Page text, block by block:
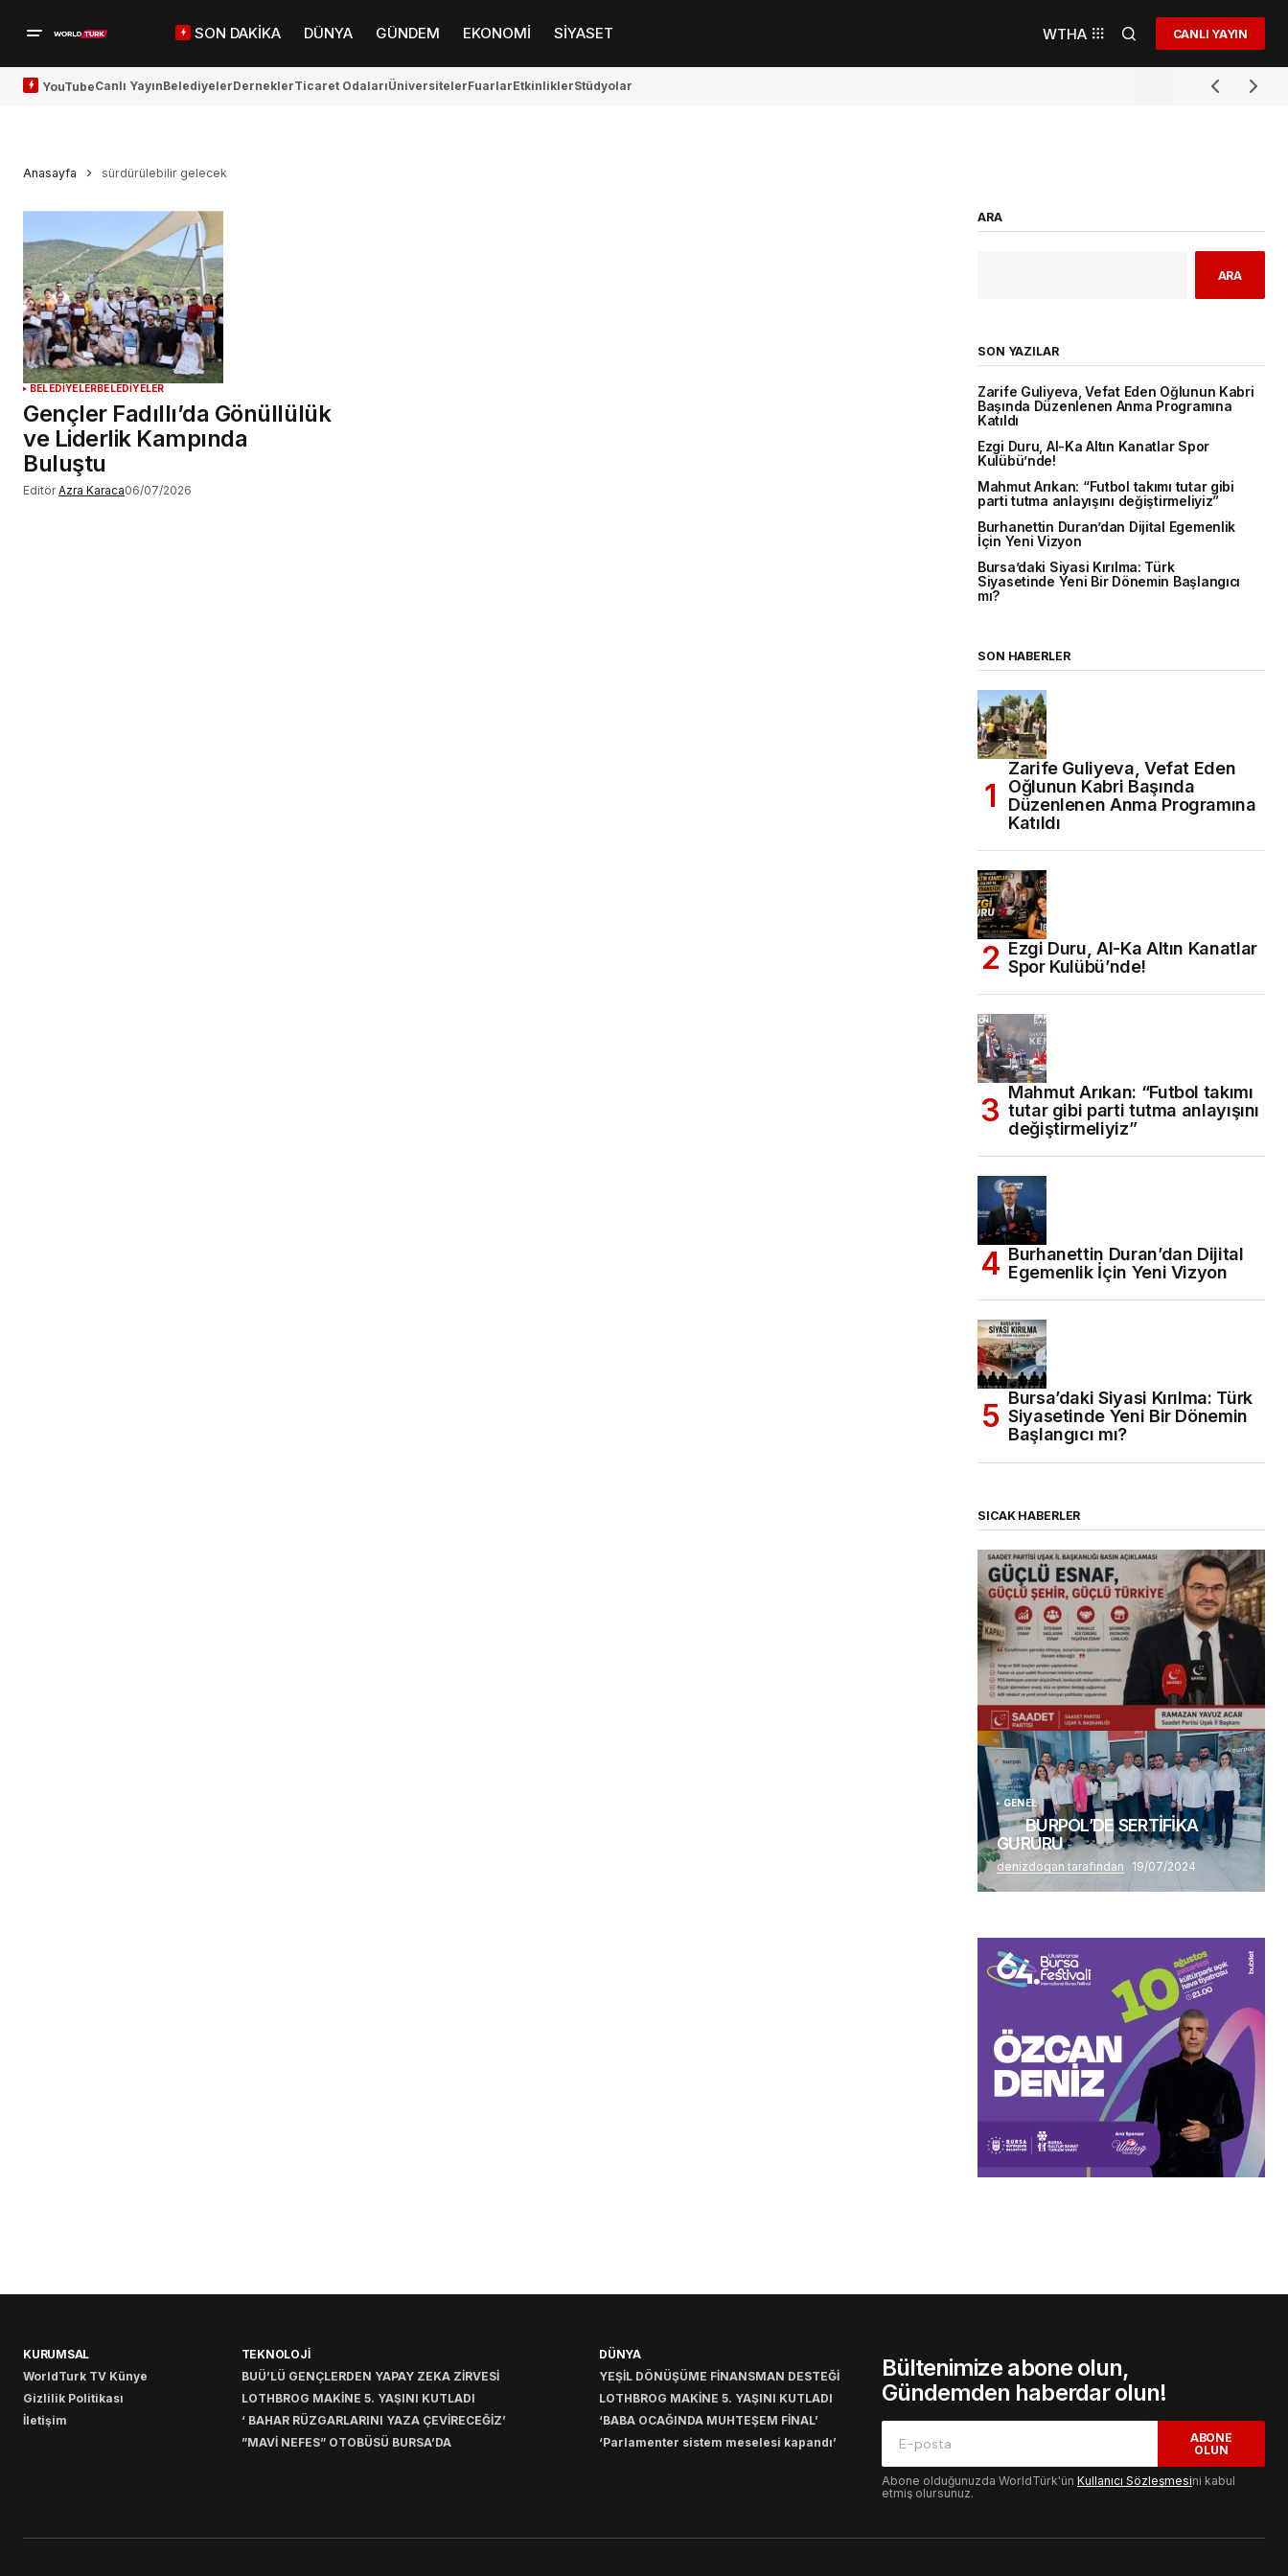
SON DAKİKA DÜNYA GÜNDEM EKONOMİ SİYASET WTHA CANLI YAYIN
YouTubeCanlı YayınBelediyelerDerneklerTicaret OdalarıÜniversitelerFuarlarEtkinliklerStüdyolar
Anasayfa sürdürülebilir gelecek
BELEDİYELERBELEDİYELER
Gençler Fadıllı’da Gönüllülük
ve Liderlik Kampında
Buluştu
Editör Azra Karaca06/07/2026
ARA
ARA
SON YAZILAR
Zarife Guliyeva, Vefat Eden Oğlunun Kabri
Başında Düzenlenen Anma Programına
Katıldı
Ezgi Duru, Al-Ka Altın Kanatlar Spor
Kulübü’nde!
Mahmut Arıkan: “Futbol takımı tutar gibi
parti tutma anlayışını değiştirmeliyiz”
Burhanettin Duran’dan Dijital Egemenlik
İçin Yeni Vizyon
Bursa’daki Siyasi Kırılma: Türk
Siyasetinde Yeni Bir Dönemin Başlangıcı
mı?
SON HABERLER
Zarife Guliyeva, Vefat Eden
Oğlunun Kabri Başında
Düzenlenen Anma Programına
Katıldı
Ezgi Duru, Al-Ka Altın Kanatlar
Spor Kulübü’nde!
Mahmut Arıkan: “Futbol takımı
tutar gibi parti tutma anlayışını
değiştirmeliyiz”
Burhanettin Duran’dan Dijital
Egemenlik İçin Yeni Vizyon
Bursa’daki Siyasi Kırılma: Türk
Siyasetinde Yeni Bir Dönemin
Başlangıcı mı?
SICAK HABERLER
(başlıksız)
Alaattin Karahan tarafından 14/07/2026
GENEL
BURPOL’DE SERTİFİKA
GURURU
denizdogan tarafından 19/07/2024
KURUMSAL
WorldTurk TV Künye
Gizlilik Politikası
İletişim
TEKNOLOJİ
BUÜ’LÜ GENÇLERDEN YAPAY ZEKA ZİRVESİ
LOTHBROG MAKİNE 5. YAŞINI KUTLADI
‘ BAHAR RÜZGARLARINI YAZA ÇEVİRECEĞİZ’
”MAVİ NEFES” OTOBÜSÜ BURSA’DA
DÜNYA
YEŞİL DÖNÜŞÜME FİNANSMAN DESTEĞİ
LOTHBROG MAKİNE 5. YAŞINI KUTLADI
‘BABA OCAĞINDA MUHTEŞEM FİNAL’
‘Parlamenter sistem meselesi kapandı’
Bültenimize abone olun,
Gündemden haberdar olun!
ABONE
OLUN
Abone olduğunuzda WorldTürk'ün Kullanıcı Sözleşmesini kabul
etmiş olursunuz.